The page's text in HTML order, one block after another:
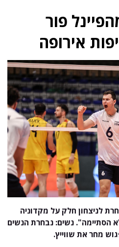
פור
אירופה
לניצחון חלק על מקדוניה
הסתיימה". נשים: נבחרת הנשים